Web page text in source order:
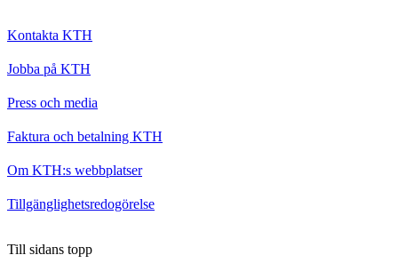
Kontakta KTH
Jobba på KTH
Press och media
Faktura och betalning KTH
Om KTH:s webbplatser
Tillgänglighetsredogörelse
Till sidans topp